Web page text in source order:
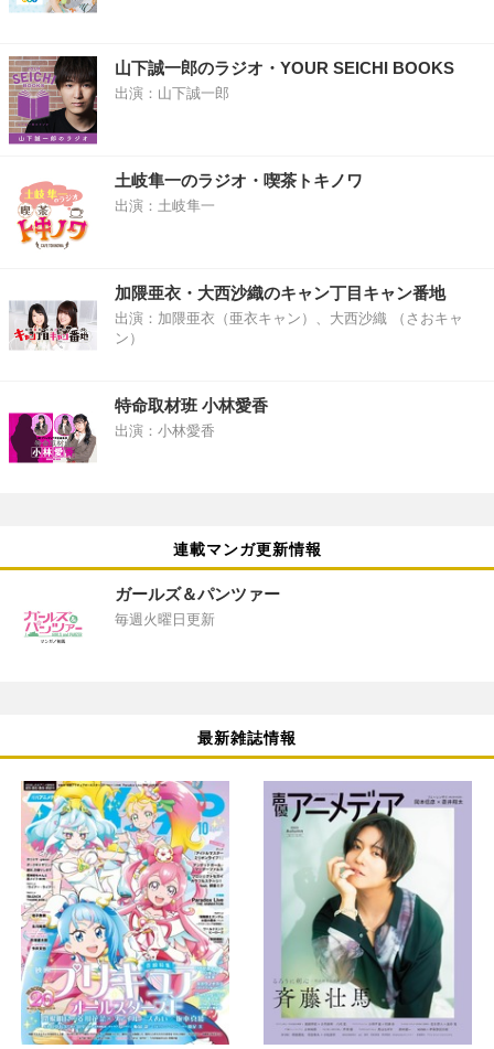
山下誠一郎のラジオ・YOUR SEICHI BOOKS
出演：山下誠一郎
土岐隼一のラジオ・喫茶トキノワ
出演：土岐隼一
加隈亜衣・大西沙織のキャン丁目キャン番地
出演：加隈亜衣（亜衣キャン）、大西沙織 （さおキャ
ン）
特命取材班 小林愛香
出演：小林愛香
連載マンガ更新情報
ガールズ＆パンツァー
毎週火曜日更新
最新雑誌情報